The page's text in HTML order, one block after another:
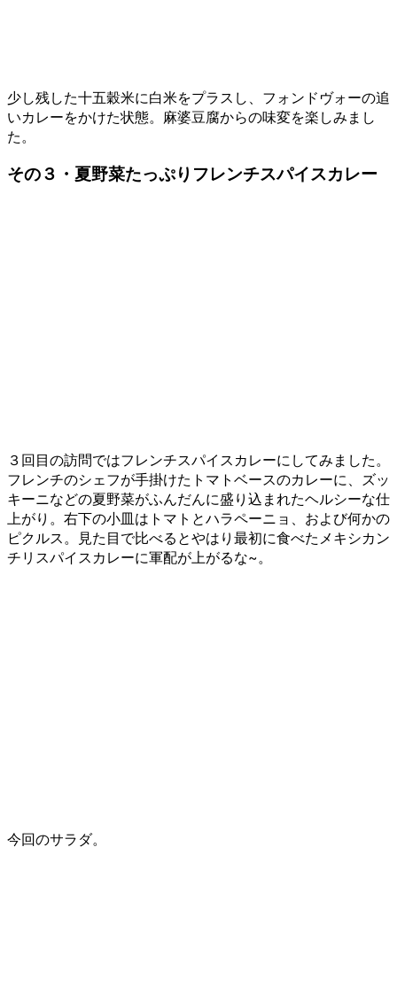
少し残した十五穀米に白米をプラスし、フォンドヴォーの追
いカレーをかけた状態。麻婆豆腐からの味変を楽しみまし
た。
その３・夏野菜たっぷりフレンチスパイスカレー
３回目の訪問ではフレンチスパイスカレーにしてみました。
フレンチのシェフが手掛けたトマトベースのカレーに、ズッ
キーニなどの夏野菜がふんだんに盛り込まれたヘルシーな仕
上がり。右下の小皿はトマトとハラペーニョ、および何かの
ピクルス。見た目で比べるとやはり最初に食べたメキシカン
チリスパイスカレーに軍配が上がるな~。
今回のサラダ。